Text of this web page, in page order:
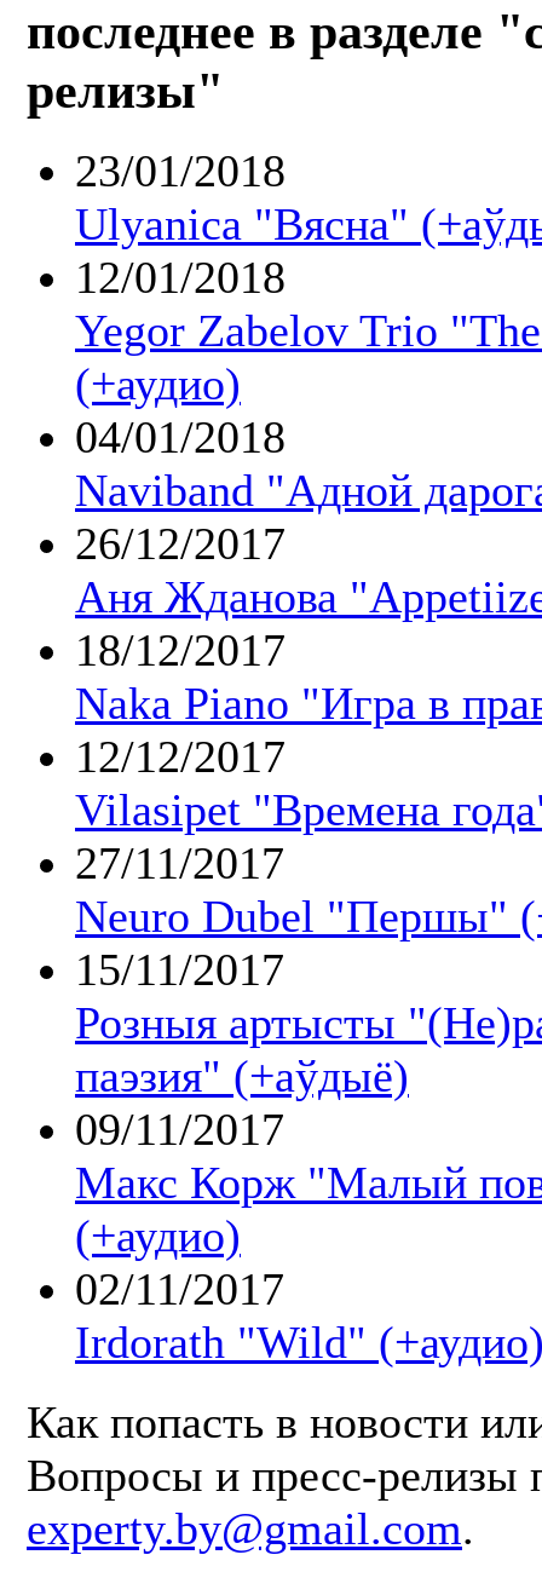
последнее в разделе
релизы"
23/01/2018
Ulyanica "Вясна"
12/01/2018
Yegor Zabelov Trio
(+аудио)
04/01/2018
Naviband "Адной
26/12/2017
Аня Жданова
18/12/2017
Naka Piano "Игра в
12/12/2017
Vilasipet "Времена
27/11/2017
Neuro Dubel "Першы"
15/11/2017
Розныя артысты
паэзия" (+аўдыё)
09/11/2017
Макс Корж "Малый
(+аудио)
02/11/2017
Irdorath "Wild"
Как попасть в новости
Вопросы и пресс-релизы
experty.by@gmail.com.